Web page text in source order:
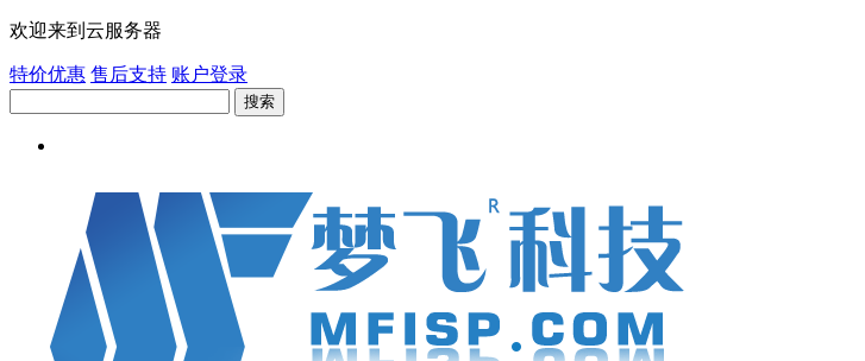
欢迎来到云服务器
特价优惠 售后支持 账户登录
搜索